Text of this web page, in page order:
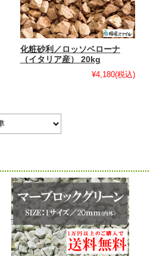
化粧砂利／ロッソベローナ
（イタリア産） 20kg
¥4,180(税込)